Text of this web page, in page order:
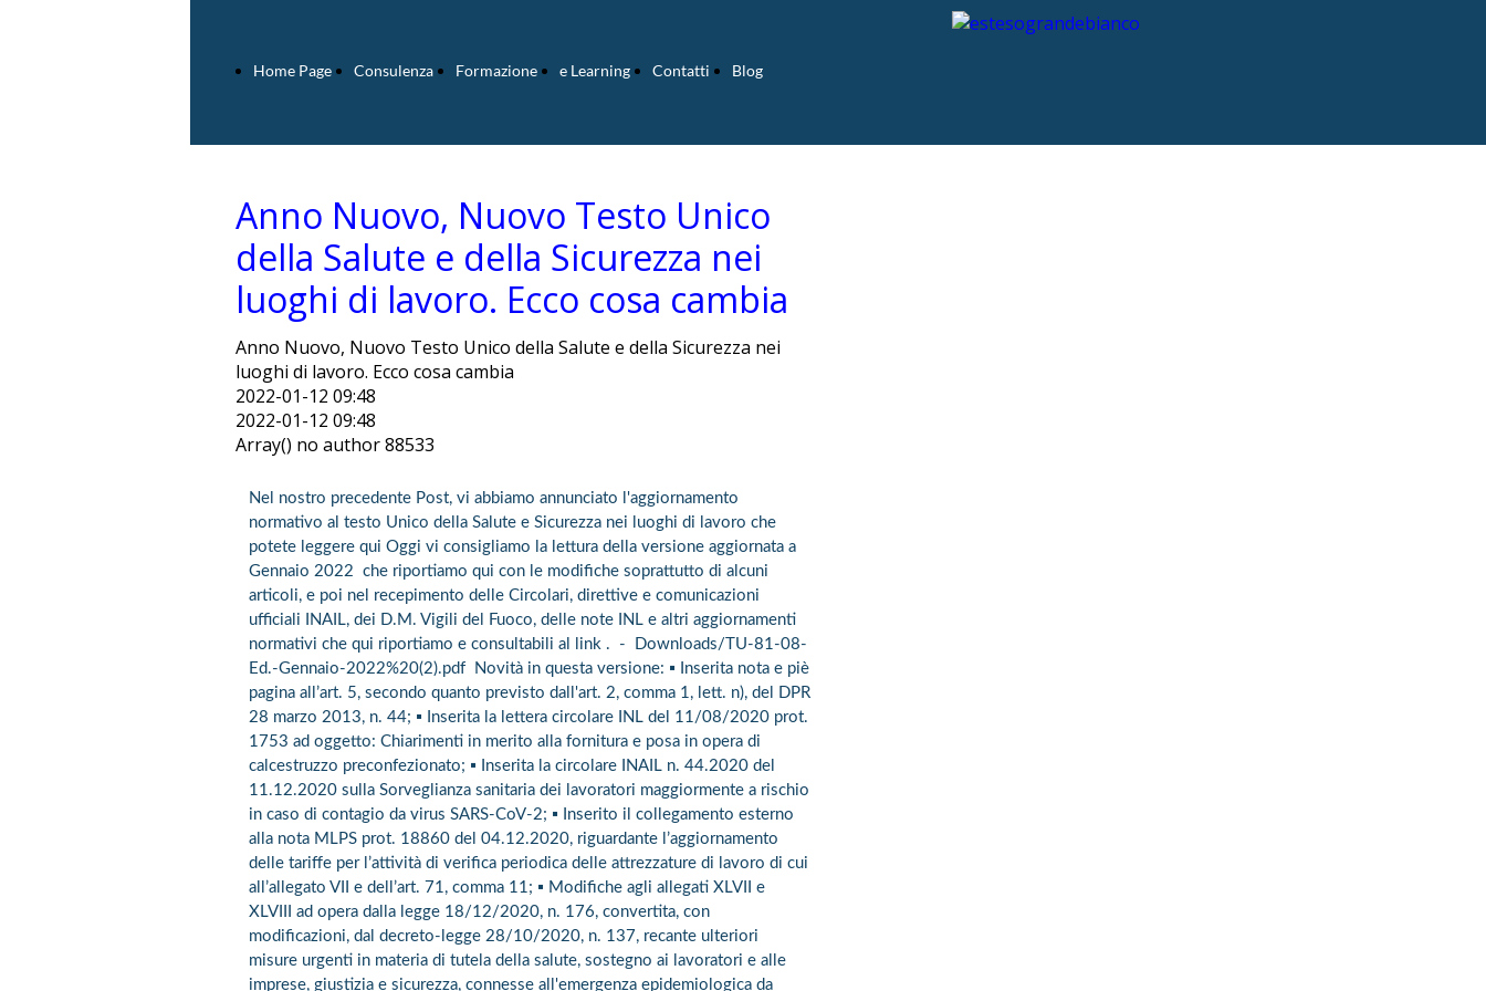
Home Page Consulenza Formazione e Learning Contatti Blog
Anno Nuovo, Nuovo Testo Unico
della Salute e della Sicurezza nei
luoghi di lavoro. Ecco cosa cambia
Anno Nuovo, Nuovo Testo Unico della Salute e della Sicurezza nei
luoghi di lavoro. Ecco cosa cambia
2022-01-12 09:48
2022-01-12 09:48
Array() no author 88533
Nel nostro precedente Post, vi abbiamo annunciato l'aggiornamento
normativo al testo Unico della Salute e Sicurezza nei luoghi di lavoro che
potete leggere qui Oggi vi consigliamo la lettura della versione aggiornata a
Gennaio 2022 che riportiamo qui con le modifiche soprattutto di alcuni
articoli, e poi nel recepimento delle Circolari, direttive e comunicazioni
ufficiali INAIL, dei D.M. Vigili del Fuoco, delle note INL e altri aggiornamenti
normativi che qui riportiamo e consultabili al link . - Downloads/TU-81-08-
Ed.-Gennaio-2022%20(2).pdf Novità in questa versione: ▪ Inserita nota e piè
pagina all’art. 5, secondo quanto previsto dall'art. 2, comma 1, lett. n), del DPR
28 marzo 2013, n. 44; ▪ Inserita la lettera circolare INL del 11/08/2020 prot.
1753 ad oggetto: Chiarimenti in merito alla fornitura e posa in opera di
calcestruzzo preconfezionato; ▪ Inserita la circolare INAIL n. 44.2020 del
11.12.2020 sulla Sorveglianza sanitaria dei lavoratori maggiormente a rischio
in caso di contagio da virus SARS-CoV-2; ▪ Inserito il collegamento esterno
alla nota MLPS prot. 18860 del 04.12.2020, riguardante l’aggiornamento
delle tariffe per l’attività di verifica periodica delle attrezzature di lavoro di cui
all’allegato VII e dell’art. 71, comma 11; ▪ Modifiche agli allegati XLVII e
XLVIII ad opera dalla legge 18/12/2020, n. 176, convertita, con
modificazioni, dal decreto-legge 28/10/2020, n. 137, recante ulteriori
misure urgenti in materia di tutela della salute, sostegno ai lavoratori e alle
imprese, giustizia e sicurezza, connesse all'emergenza epidemiologica da